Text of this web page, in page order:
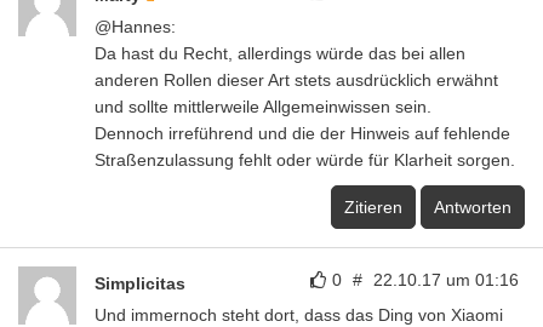
@Hannes:
Da hast du Recht, allerdings würde das bei allen
anderen Rollen dieser Art stets ausdrücklich erwähnt
und sollte mittlerweile Allgemeinwissen sein.
Dennoch irreführend und die der Hinweis auf fehlende
Straßenzulassung fehlt oder würde für Klarheit sorgen.
Zitieren Antworten
0 # 22.10.17 um 01:16
Simplicitas
Und immernoch steht dort, dass das Ding von Xiaomi